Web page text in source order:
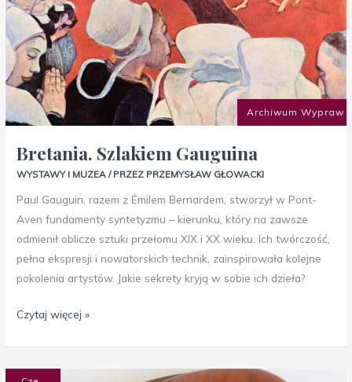
Archiwum Wypraw
Bretania. Szlakiem Gauguina
WYSTAWY I MUZEA / PRZEZ PRZEMYSŁAW GŁOWACKI
Paul Gauguin, razem z Émilem Bernardem, stworzył w Pont-
Aven fundamenty syntetyzmu – kierunku, który na zawsze
odmienił oblicze sztuki przełomu XIX i XX wieku. Ich twórczość,
pełna ekspresji i nowatorskich technik, zainspirowała kolejne
pokolenia artystów. Jakie sekrety kryją w sobie ich dzieła?
Czytaj więcej »
Art